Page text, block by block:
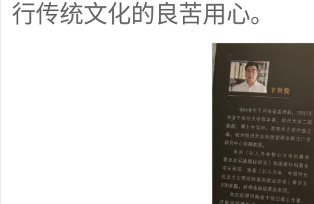
行传统文化的良苦用心。